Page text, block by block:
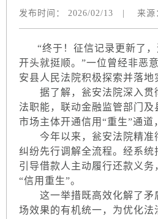
发布时间： 2026/02/13 来源
“终于！征信记录更新了，
开头就挺顺。”一位曾经非恶
安县人民法院积极探索并落
据了解，瓮安法院深入贯
法职能，联动金融监管部门
市场主体开通信用“重生”通
今年以来，瓮安法院精准衔
纠纷先行调解全流程。经系
引导借款人主动履行还款义
“信用重生”。
这一举措既高效化解了矛
场效果的有机统一，为优化